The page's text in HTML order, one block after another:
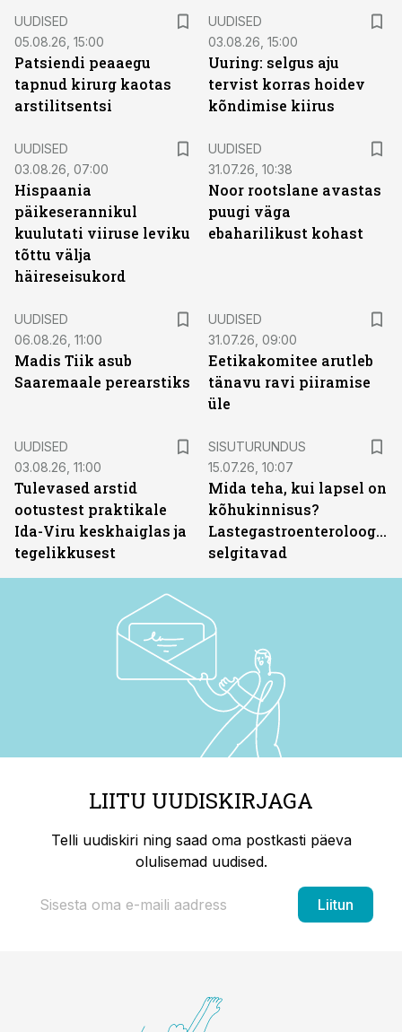
UUDISED
05.08.26, 15:00
Patsiendi peaaegu
tapnud kirurg kaotas
arstilitsentsi
UUDISED
03.08.26, 15:00
Uuring: selgus aju
tervist korras hoidev
kõndimise kiirus
UUDISED
03.08.26, 07:00
Hispaania
päikeserannikul
kuulutati viiruse leviku
tõttu välja
häireseisukord
UUDISED
31.07.26, 10:38
Noor rootslane avastas
puugi väga
ebaharilikust kohast
UUDISED
06.08.26, 11:00
Madis Tiik asub
Saaremaale perearstiks
UUDISED
31.07.26, 09:00
Eetikakomitee arutleb
tänavu ravi piiramise
üle
UUDISED
03.08.26, 11:00
Tulevased arstid
ootustest praktikale
Ida-Viru keskhaiglas ja
tegelikkusest
SISUTURUNDUS
15.07.26, 10:07
Mida teha, kui lapsel on
kõhukinnisus?
Lastegastroenteroloogid
selgitavad
LIITU UUDISKIRJAGA
Telli uudiskiri ning saad oma postkasti päeva
olulisemad uudised.
Liitun